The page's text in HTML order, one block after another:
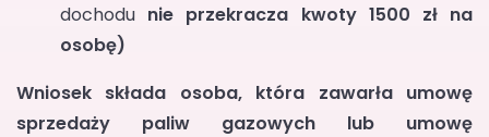
dochodu nie przekracza kwoty 1500 zł na
osobę)
Wniosek składa osoba, która zawarła umowę
sprzedaży paliw gazowych lub umowę